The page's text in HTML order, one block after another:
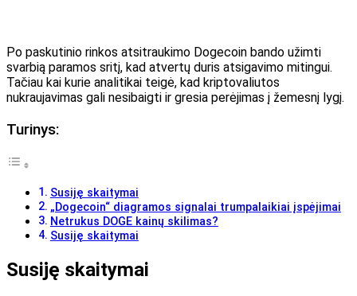
Po paskutinio rinkos atsitraukimo Dogecoin bando užimti
svarbią paramos sritį, kad atvertų duris atsigavimo mitingui.
Tačiau kai kurie analitikai teigė, kad kriptovaliutos
nukraujavimas gali nesibaigti ir gresia perėjimas į žemesnį lygį.
Turinys:
Susiję skaitymai
„Dogecoin“ diagramos signalai trumpalaikiai įspėjimai
Netrukus DOGE kainų skilimas?
Susiję skaitymai
Susiję skaitymai